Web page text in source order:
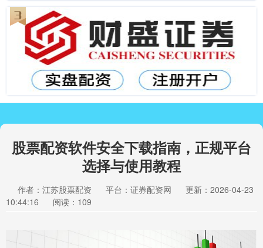
股票配资软件安全下载指南，正规平台
选择与使用教程
作者：江苏股票配资 平台：证券配资网
更新：2026-04-23
10:44:16
阅读：109